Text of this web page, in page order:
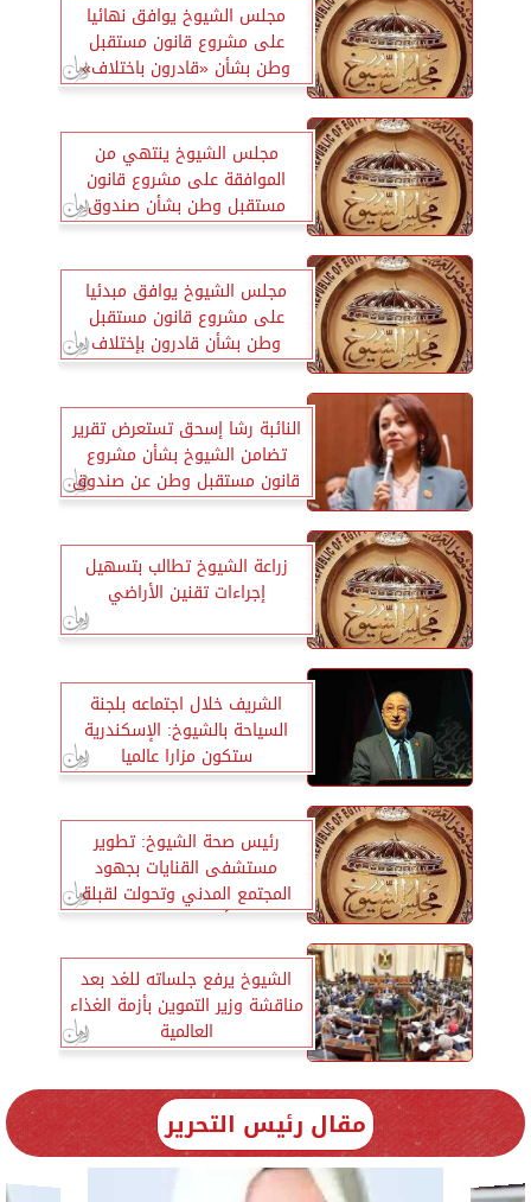
مجلس الشيوخ يوافق نهائيا
على مشروع قانون مستقبل
وطن بشأن «قادرون باختلاف»
مجلس الشيوخ ينتهي من
الموافقة على مشروع قانون
مستقبل وطن بشأن صندوق
قادرون باختلاف
مجلس الشيوخ يوافق مبدئيا
على مشروع قانون مستقبل
وطن بشأن قادرون بإختلاف
النائبة رشا إسحق تستعرض تقرير
تضامن الشيوخ بشأن مشروع
قانون مستقبل وطن عن صندوق
قادرون باختلاف
زراعة الشيوخ تطالب بتسهيل
إجراءات تقنين الأراضي
الشريف خلال اجتماعه بلجنة
السياحة بالشيوخ: الإسكندرية
ستكون مزارا عالميا
رئيس صحة الشيوخ: تطوير
مستشفى القنايات بجهود
المجتمع المدني وتحولت لقبلة
لأبناء الشرقية
الشيوخ يرفع جلساته للغد بعد
مناقشة وزير التموين بأزمة الغذاء
العالمية
مقال رئيس التحرير